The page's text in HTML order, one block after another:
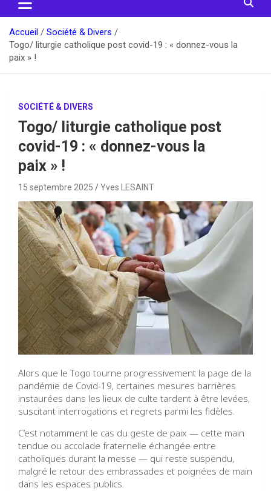
Accueil
Société & Divers
Togo/ liturgie catholique post covid-19 : « donnez-vous la
paix » !
SOCIÉTÉ & DIVERS
Togo/ liturgie catholique post
covid-19 : « donnez-vous la
paix » !
15 septembre 2025 Yves LESAINT
Alors que le Togo tourne progressivement la page de la
pandémie de Covid-19, certaines mesures barrières
instaurées dans les lieux de culte tardent à être levées,
suscitant interrogations et regrets parmi les fidèles.
C’est notamment le cas du geste de paix — cette main
tendue ou accolade fraternelle échangée entre
catholiques durant la messe — qui reste suspendu,
malgré le retour des embrassades et poignées de main
dans les espaces publics.